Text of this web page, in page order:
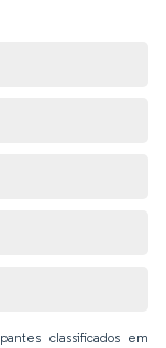
classificados em